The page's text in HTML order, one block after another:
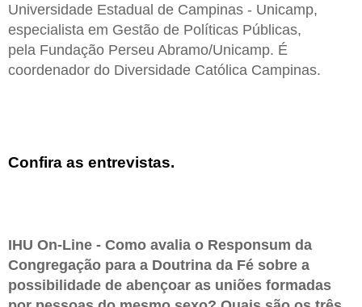
Universidade Estadual de Campinas - Unicamp,
especialista em Gestão de Políticas Públicas,
pela Fundação Perseu Abramo/Unicamp. É
coordenador do Diversidade Católica Campinas.
Confira as entrevistas.
IHU On-Line - Como avalia o Responsum da
Congregação para a Doutrina da Fé sobre a
possibilidade de abençoar as uniões formadas